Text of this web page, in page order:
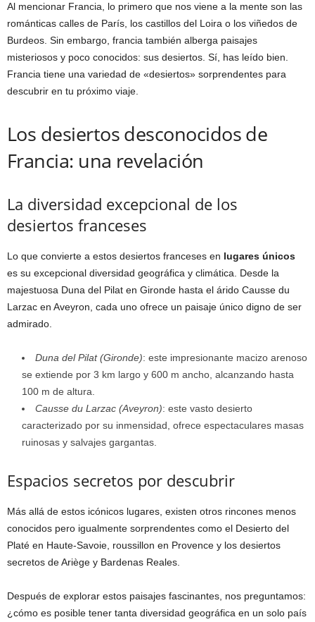
Al mencionar Francia, lo primero que nos viene a la mente son las
románticas calles de París, los castillos del Loira o los viñedos de
Burdeos. Sin embargo, francia también alberga paisajes
misteriosos y poco conocidos: sus desiertos. Sí, has leído bien.
Francia tiene una variedad de «desiertos» sorprendentes para
descubrir en tu próximo viaje.
Los desiertos desconocidos de
Francia: una revelación
La diversidad excepcional de los
desiertos franceses
Lo que convierte a estos desiertos franceses en lugares únicos
es su excepcional diversidad geográfica y climática. Desde la
majestuosa Duna del Pilat en Gironde hasta el árido Causse du
Larzac en Aveyron, cada uno ofrece un paisaje único digno de ser
admirado.
Duna del Pilat (Gironde): este impresionante macizo arenoso
se extiende por 3 km largo y 600 m ancho, alcanzando hasta
100 m de altura.
Causse du Larzac (Aveyron): este vasto desierto
caracterizado por su inmensidad, ofrece espectaculares masas
ruinosas y salvajes gargantas.
Espacios secretos por descubrir
Más allá de estos icónicos lugares, existen otros rincones menos
conocidos pero igualmente sorprendentes como el Desierto del
Platé en Haute-Savoie, roussillon en Provence y los desiertos
secretos de Ariège y Bardenas Reales.
Después de explorar estos paisajes fascinantes, nos preguntamos:
¿cómo es posible tener tanta diversidad geográfica en un solo país